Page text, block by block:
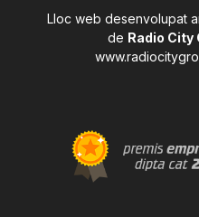
Lloc web desenvolupat
de Radio City